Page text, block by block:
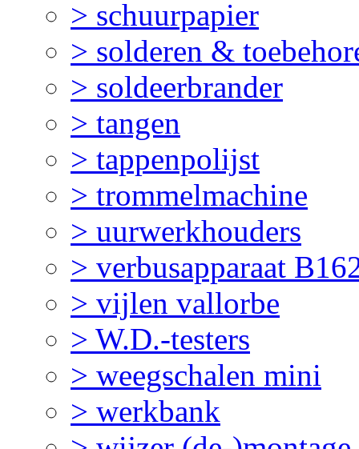
> schuurpapier
> solderen &
> soldeerbrander
> tangen
> tappenpolijst
> trommelmachine
> uurwerkhouders
> verbusapparaat
> vijlen vallorbe
> W.D.-testers
> weegschalen mini
> werkbank